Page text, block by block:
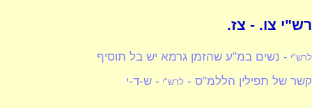
רש"י צו. - צז.
לרש"י - נשים במ"ע שהזמן גרמא יש בל תוסיף
קשר של תפילין הללמ"ס - לרש"י - ש-ד-י